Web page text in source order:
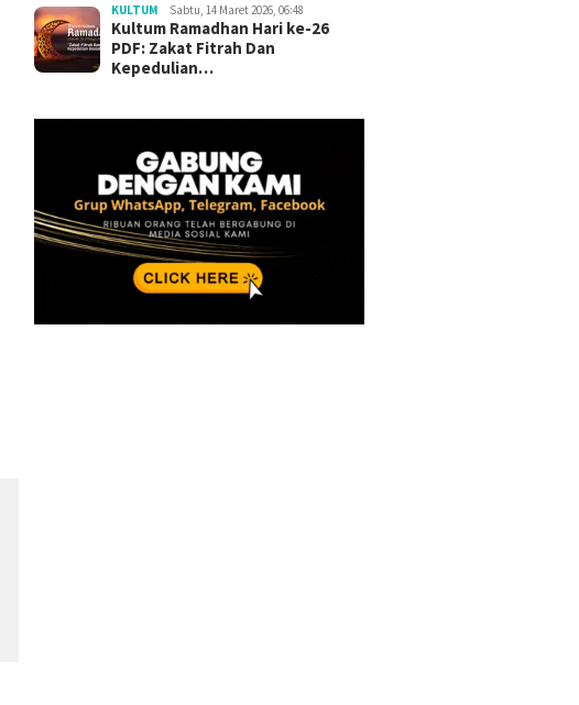
KULTUM Sabtu, 14 Maret 2026, 06:48
Kultum Ramadhan Hari ke-26
PDF: Zakat Fitrah Dan
Kepedulian…